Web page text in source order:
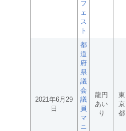
フ
ェ
ス
ト
2021年6月29
日
都
道
府
県
議
会
議
員
マ
ニ
龍円
あい
り
東
京
都